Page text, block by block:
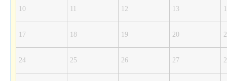
10 11 12 13
17 18 19 20
24 25 26 27